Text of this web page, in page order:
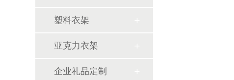
塑料衣架
亚克力衣架
企业礼品定制